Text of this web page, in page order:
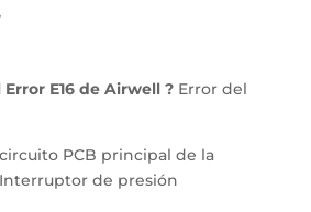
E16 de Airwell ? Error del
PCB principal de la
de presión